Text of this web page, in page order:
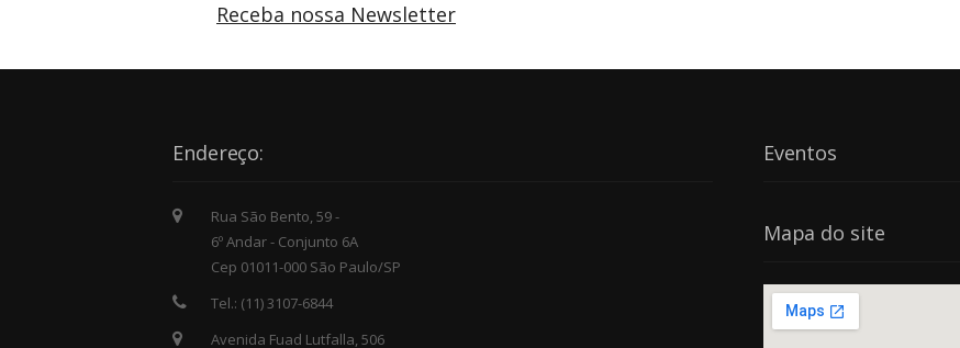
Receba nossa Newsletter
Endereço:
Rua São Bento, 59 -
6º Andar - Conjunto 6A
Cep 01011-000 São Paulo/SP
Tel.: (11) 3107-6844
Avenida Fuad Lutfalla, 506
Eventos
Mapa do site